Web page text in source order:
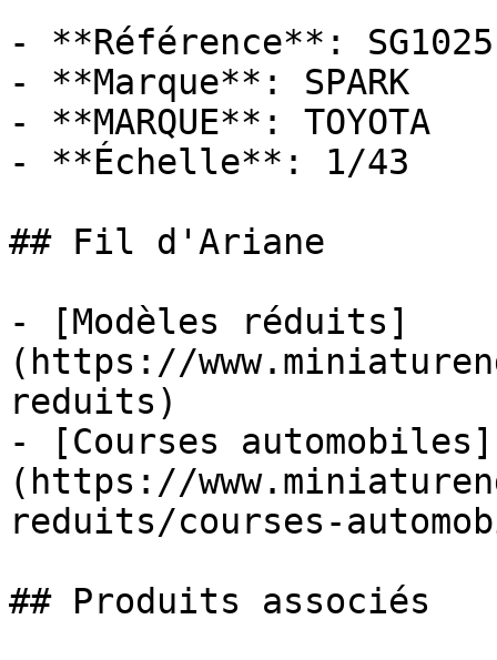
- **Référence**: SG1025
- **Marque**: SPARK
- **MARQUE**: TOYOTA
- **Échelle**: 1/43
## Fil d'Ariane
- [Modèles réduits]
(https://
reduits)
- [Courses automobiles]
(https://
reduits/courses-
## Produits associés